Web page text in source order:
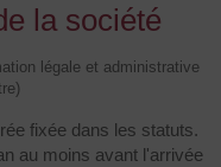
la société
légale et administrative
fixée dans les statuts.
au moins avant l'arrivée